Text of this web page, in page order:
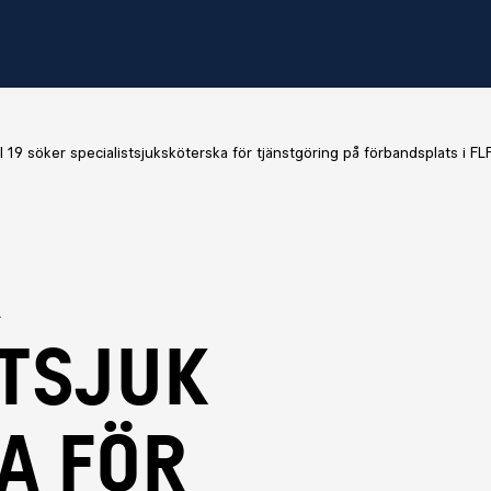
I 19 söker specialistsjuksköterska för tjänstgöring på förbandsplats i
för